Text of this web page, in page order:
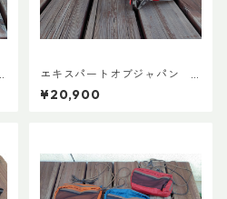
エキスパートオブジャパン
スノーシューズL ADDカスタ
ムVer.5
¥20,900